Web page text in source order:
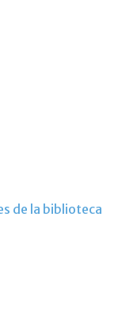
de la biblioteca